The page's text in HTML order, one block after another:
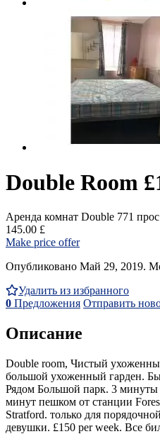
Double Room
Аренда комнат Double 771 прос
145.00 £
Make price offer
Опубликовано Май 29, 2019.
Удалить из избранного
0 Предложения Отправить
Описание
Double room, Чистый
большой ухоженный гарден.
Рядом Большой парк. 3 минуты
минут пешком от станции
Stratford. только для
девушки. £150 per week. Все